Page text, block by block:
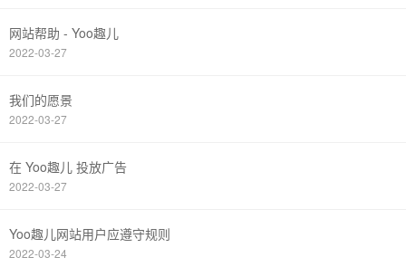
网站帮助 - Yoo趣儿
2022-03-27
我们的愿景
2022-03-27
在 Yoo趣儿 投放广告
2022-03-27
Yoo趣儿网站用户应遵守规则
2022-03-24